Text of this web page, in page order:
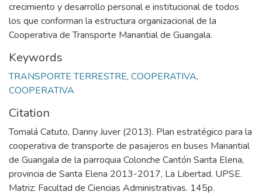
crecimiento y desarrollo personal e institucional de todos
los que conforman la estructura organizacional de la
Cooperativa de Transporte Manantial de Guangala.
Keywords
TRANSPORTE TERRESTRE, COOPERATIVA,
COOPERATIVA
Citation
Tomalá Catuto, Danny Juver (2013). Plan estratégico para la
cooperativa de transporte de pasajeros en buses Manantial
de Guangala de la parroquia Colonche Cantón Santa Elena,
provincia de Santa Elena 2013-2017, La Libertad. UPSE.
Matriz: Facultad de Ciencias Administrativas. 145p.